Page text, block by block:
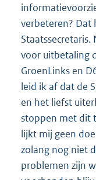
verbeteren? Dat
voor uitbetaling
GroenLinks en
leid ik af dat de
en het liefst
stoppen met dit
lijkt mij geen
zolang nog niet
problemen zijn